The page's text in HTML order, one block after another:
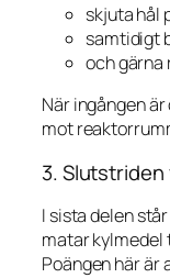
skjuta hål
samtidigt
och gärna
När ingången
mot
3.
I sista delen
matar kylmedel
Poängen här är